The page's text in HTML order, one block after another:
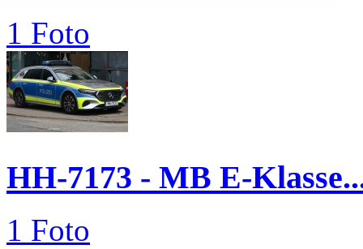
1 Foto
HH-7173 - MB E-
1 Foto